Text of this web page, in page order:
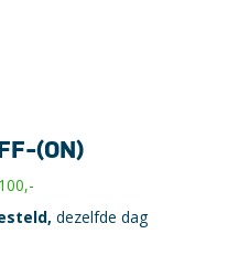
(ON)
dezelfde dag